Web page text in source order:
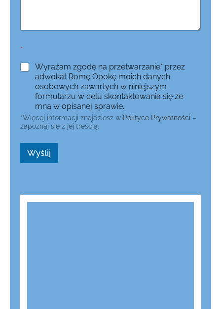
*
Wyrażam zgodę na przetwarzanie* przez
adwokat Romę Opokę moich danych
osobowych zawartych w niniejszym
formularzu w celu skontaktowania się ze
mną w opisanej sprawie.
*Więcej informacji znajdziesz w Polityce Prywatności –
zapoznaj się z jej treścią.
Wyślij